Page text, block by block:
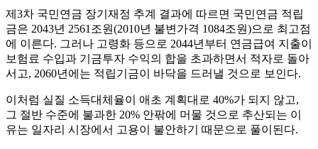
제3차 국민연금 장기재정 추계 결과에 따르면 국민연금 적립
금은 2043년 2561조원(2010년 불변가격 1084조원)으로 최고점
에 이른다. 그러나 고령화 등으로 2044년부터 연금급여 지출이
보험료 수입과 기금투자 수익의 합을 초과하면서 적자로 돌아
서고, 2060년에는 적립기금이 바닥을 드러낼 것으로 보인다.
이처럼 실질 소득대체율이 애초 계획대로 40%가 되지 않고,
그 절반 수준에 불과한 20% 안팎에 머물 것으로 추산되는 이
유는 일자리 시장에서 고용이 불안하기 때문으로 풀이된다.